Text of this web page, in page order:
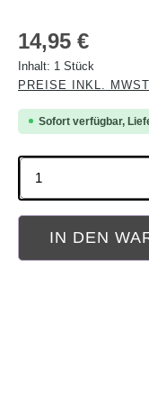
Regulärer Preis:
14,95 €
Inhalt: 1 Stück
PREISE INKL.
Sofort verfügbar,
Produkt Anzahl:
IN DEN